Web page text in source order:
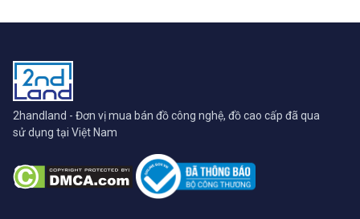
2handland - Đơn vị mua bán đồ công nghệ, đồ cao cấp đã qua
sử dụng tại Việt Nam